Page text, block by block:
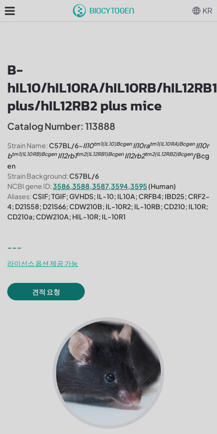
B-
hIL10/hIL10RA/hIL10RB/hIL12RB1
plus/hIL12RB2 plus mice
Catalog Number: 113888
Strain Name:C57BL/6-Il10tm1(IL10)BcgenIl10ratm1(IL10RA)BcgenIl10r
btm1(IL10RB)BcgenIl12rb1tm2(IL12RB1)BcgenIl12rb2tm2(IL12RB2)Bcgen/Bcg
en
Strain Background:C57BL/6
NCBI gene ID:3586,3588,3587,3594,3595 (Human)
Aliases:CSIF; TGIF; GVHDS; IL-10; IL10A; CRFB4; IBD25; CRF2-
4; D21S58; D21S66; CDW210B; IL-10R2; IL-10RB; CD210; IL10R;
CD210a; CDW210A; HIL-10R; IL-10R1
---
라이선스 옵션 제공 가능
견적 요청
KR